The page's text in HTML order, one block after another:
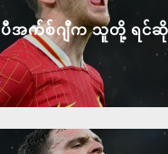
ပီအက်စ်ဂျီက သူတို့ ရင်ဆို